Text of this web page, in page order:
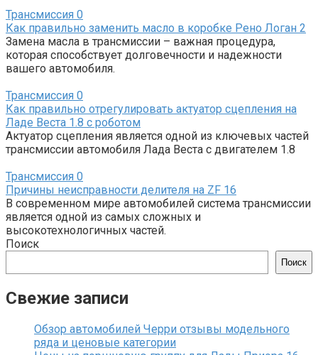
Трансмиссия 0
Как правильно заменить масло в коробке Рено Логан 2
Замена масла в трансмиссии – важная процедура,
которая способствует долговечности и надежности
вашего автомобиля.
Трансмиссия 0
Как правильно отрегулировать актуатор сцепления на
Ладе Веста 1.8 с роботом
Актуатор сцепления является одной из ключевых частей
трансмиссии автомобиля Лада Веста с двигателем 1.8
Трансмиссия 0
Причины неисправности делителя на ZF 16
В современном мире автомобилей система трансмиссии
является одной из самых сложных и
высокотехнологичных частей.
Поиск
Поиск
Свежие записи
Обзор автомобилей Черри отзывы модельного
ряда и ценовые категории